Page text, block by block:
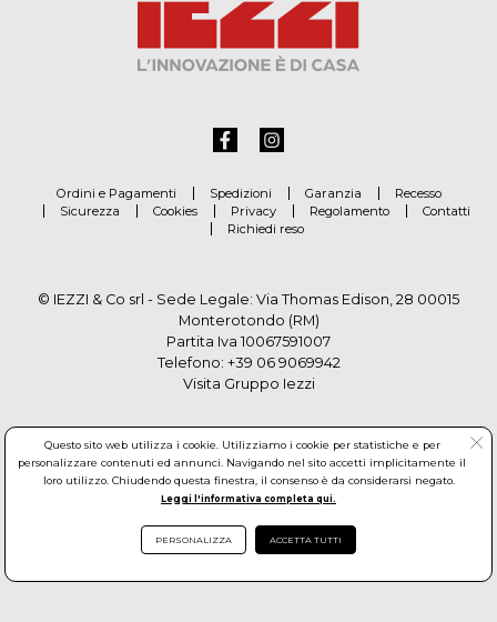
Ordini e Pagamenti Spedizioni Garanzia
Recesso
Sicurezza
Cookies Privacy Regolamento
Contatti
Richiedi reso
© IEZZI & Co srl - Sede Legale: Via Thomas Edison, 28 00015
Monterotondo (RM)
Partita Iva 10067591007
Telefono: +39 06 9069942
Visita Gruppo Iezzi
© Copyright by Gruppo Iezzi. All rights reserved. Powered by
Questo sito web utilizza i cookie. Utilizziamo i cookie per statistiche e per
personalizzare contenuti ed annunci. Navigando nel sito accetti implicitamente il
loro utilizzo. Chiudendo questa finestra, il consenso è da considerarsi negato.
Leggi l'informativa completa qui.
PERSONALIZZA ACCETTA TUTTI